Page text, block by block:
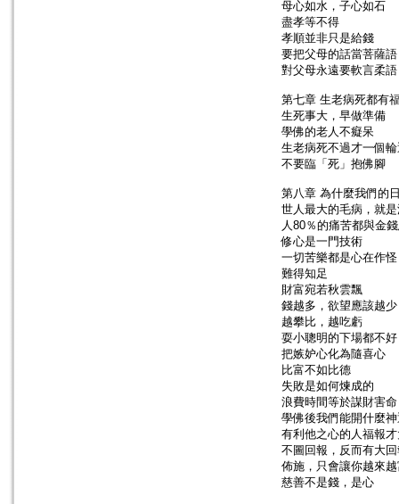
母心如水，子心如石
盡孝等不得
孝順並非只是給錢
要把父母的話當菩薩語
對父母永遠要軟言柔語
第七章 生老病死都有
生死事大，早做準備
學佛的老人不癡呆
生老病死不過才一個
不要臨「死」抱佛腳
第八章 為什麼我們的
世人最大的毛病，就
人80％的痛苦都與金
修心是一門技術
一切苦樂都是心在作怪
難得知足
財富宛若秋雲飄
錢越多，欲望應該越少
越攀比，越吃虧
耍小聰明的下場都不好
把嫉妒心化為隨喜心
比富不如比德
失敗是如何煉成的
浪費時間等於謀財害命
學佛後我們能開什麼
有利他之心的人福報
不圖回報，反而有大
佈施，只會讓你越來
慈善不是錢，是心